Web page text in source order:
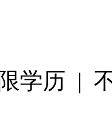
学历 |